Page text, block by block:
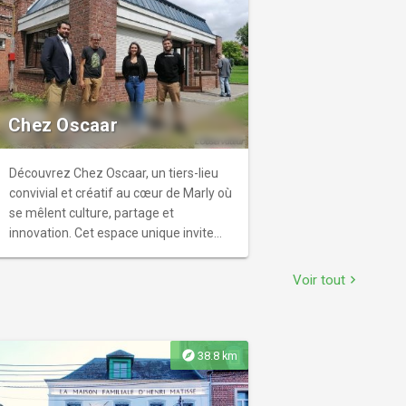
votre corps, de votre esprit et de la
nature qui vous entoure.
Chez Oscaar
Découvrez Chez Oscaar, un tiers-lieu
convivial et créatif au cœur de Marly où
se mêlent culture, partage et
innovation. Cet espace unique invite
créatifs, événements culturels,
expositions, rencontres artistiques,
musicales, et moments collaboratifs
Voir tout chevron_right
explore 38.8 km